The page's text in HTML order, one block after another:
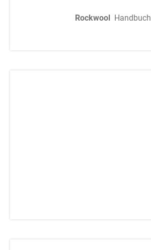
Rockwool Handbuch